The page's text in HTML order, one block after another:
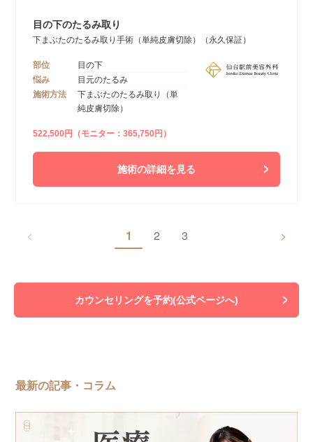
目の下のたるみ取り
下まぶたのたるみ取り手術（単純皮膚切除）（永久保証）
部位
目の下
悩み
目元のたるみ
施術方法
下まぶたのたるみ取り（単
純皮膚切除）
522,500円（モニター：365,750円）
施術の詳細を見る
< 1 2 3 >
カウンセリングを予約(公式ページへ)
最新の記事・コラム